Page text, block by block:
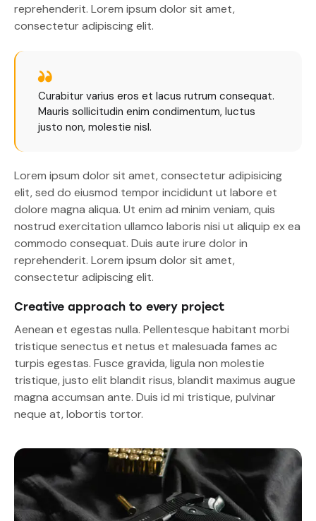
reprehenderit. Lorem ipsum dolor sit amet,
consectetur adipiscing elit.
Curabitur varius eros et lacus rutrum consequat.
Mauris sollicitudin enim condimentum, luctus
justo non, molestie nisl.
Lorem ipsum dolor sit amet, consectetur adipisicing
elit, sed do eiusmod tempor incididunt ut labore et
dolore magna aliqua. Ut enim ad minim veniam, quis
nostrud exercitation ullamco laboris nisi ut aliquip ex ea
commodo consequat. Duis aute irure dolor in
reprehenderit. Lorem ipsum dolor sit amet,
consectetur adipiscing elit.
Creative approach to every project
Aenean et egestas nulla. Pellentesque habitant morbi
tristique senectus et netus et malesuada fames ac
turpis egestas. Fusce gravida, ligula non molestie
tristique, justo elit blandit risus, blandit maximus augue
magna accumsan ante. Duis id mi tristique, pulvinar
neque at, lobortis tortor.